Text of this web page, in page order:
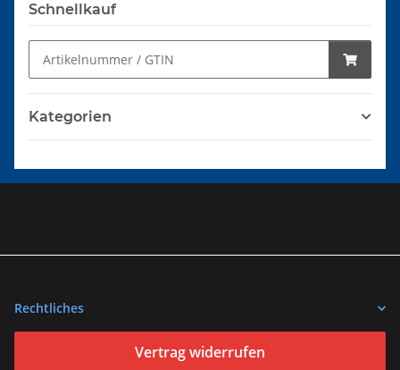
Schnellkauf
Kategorien
Rechtliches
Vertrag widerrufen